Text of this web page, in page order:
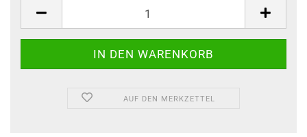
AUF DEN MERKZETTEL